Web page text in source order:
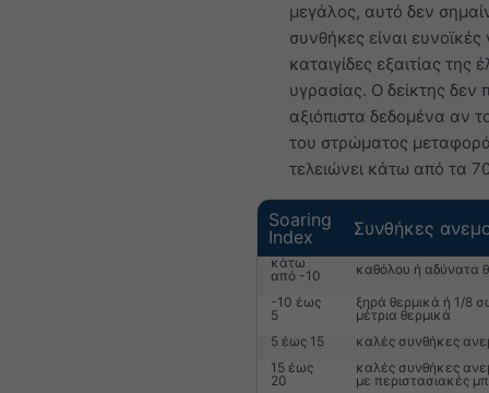
μεγάλος, αυτό δεν
συνθήκες είναι ευνοϊκές
καταιγίδες εξαιτίας της
υγρασίας. Ο δείκτης δεν
αξιόπιστα δεδομένα αν
του στρώματος
τελειώνει κάτω από τα
Soaring
Index
Συνθήκες
κάτω
από -10
καθόλου ή αδύνατα
-10 έως
5
ξηρά θερμικά ή 1/8
μέτρια θερμικά
5 έως 15
καλές συνθήκες
15 έως
20
καλές συνθήκες
με περιστασιακές